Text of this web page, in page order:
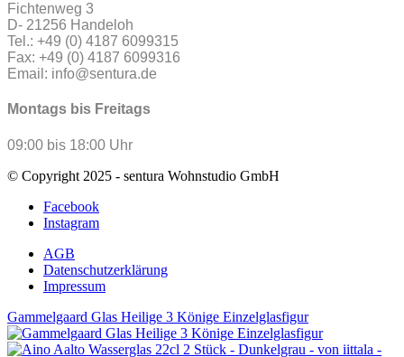
Fichtenweg 3
D- 21256 Handeloh
Tel.: +49 (0) 4187 6099315
Fax: +49 (0) 4187 6099316
Email: info@sentura.de
Montags bis Freitags
09:00 bis 18:00 Uhr
© Copyright 2025 - sentura Wohnstudio GmbH
Facebook
Instagram
AGB
Datenschutzerklärung
Impressum
Gammelgaard Glas Heilige 3 Könige Einzelglasfigur